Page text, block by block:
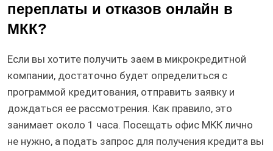
переплаты и отказов онлайн в
МКК?
Если вы хотите получить заем в микрокредитной
компании, достаточно будет определиться с
программой кредитования, отправить заявку и
дождаться ее рассмотрения. Как правило, это
занимает около 1 часа. Посещать офис МКК лично
не нужно, а подать запрос для получения кредита вы